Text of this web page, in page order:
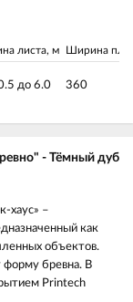
листа, м Ширина
до 6.0 360
- Тёмный дуб
хаус» –
как
объектов.
форму бревна. В
Printech